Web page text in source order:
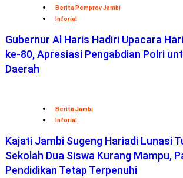
Berita Pemprov Jambi
Inforial
Gubernur Al Haris Hadiri Upacara
ke-80, Apresiasi Pengabdian Polri
Daerah
Berita Jambi
Inforial
Kajati Jambi Sugeng Hariadi Lunasi
Sekolah Dua Siswa Kurang Mampu,
Pendidikan Tetap Terpenuhi